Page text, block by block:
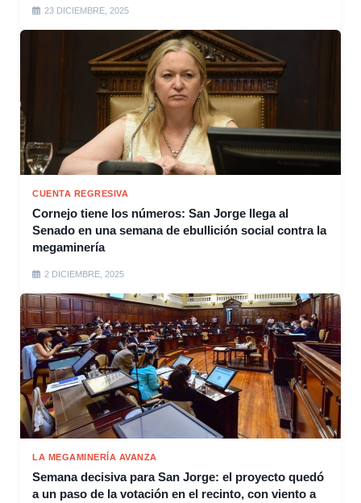
23 DICIEMBRE, 2025
CUENTA REGRESIVA
Cornejo tiene los números: San Jorge llega al
Senado en una semana de ebullición social contra la
megaminería
2 DICIEMBRE, 2025
LA MEGAMINERÍA AVANZA
Semana decisiva para San Jorge: el proyecto quedó
a un paso de la votación en el recinto, con viento a